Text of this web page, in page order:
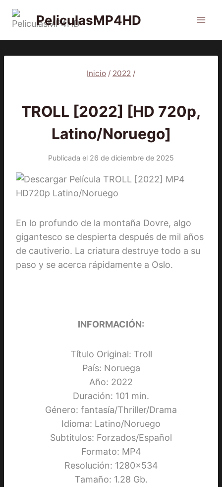
PeliculasMP4HD
Inicio / 2022 /
TROLL [2022] [HD 720p,
Latino/Noruego]
Publicada el 26 de diciembre de 2025
En lo profundo de la montaña Dovre, algo
gigantesco se despierta después de mil años
de cautiverio. La criatura destruye todo a su
paso y se acerca rápidamente a Oslo.
INFORMACIÓN:
Título Original: Troll
País: Noruega
Año: 2022
Duración: 101 min.
Género: fantasía/Thriller/Drama
Idioma: Latino/Noruego
Subtitulos: Forzados/Español
Formato: MP4
Resolución: 1280×534
Tamaño: 1.28 Gb.